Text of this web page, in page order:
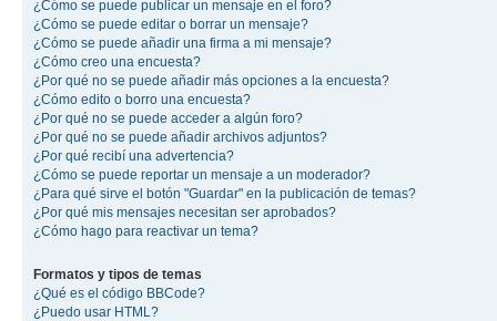
¿Cómo se puede publicar un mensaje en el foro?
¿Cómo se puede editar o borrar un mensaje?
¿Cómo se puede añadir una firma a mi mensaje?
¿Cómo creo una encuesta?
¿Por qué no se puede añadir más opciones a la encuesta?
¿Cómo edito o borro una encuesta?
¿Por qué no se puede acceder a algún foro?
¿Por qué no se puede añadir archivos adjuntos?
¿Por qué recibí una advertencia?
¿Cómo se puede reportar un mensaje a un moderador?
¿Para qué sirve el botón "Guardar" en la publicación de temas?
¿Por qué mis mensajes necesitan ser aprobados?
¿Cómo hago para reactivar un tema?
Formatos y tipos de temas
¿Qué es el código BBCode?
¿Puedo usar HTML?